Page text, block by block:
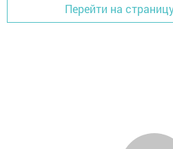
Перейти на